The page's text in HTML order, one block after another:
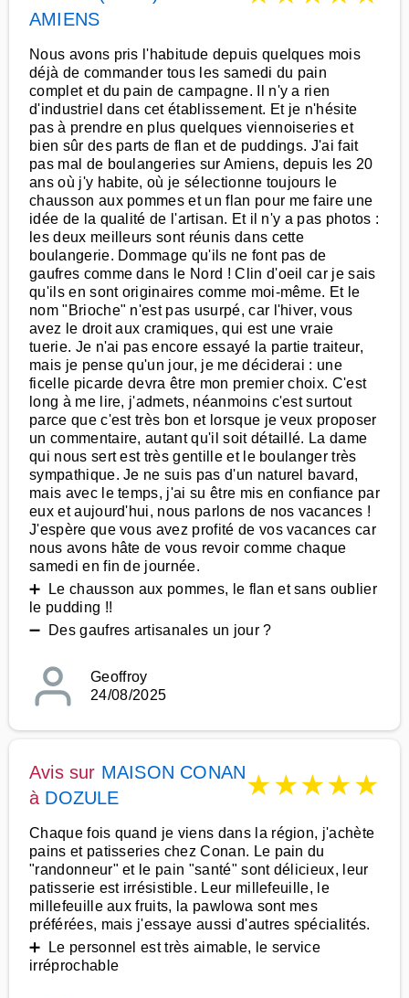
AMIENS
Nous avons pris l'habitude depuis quelques mois
déjà de commander tous les samedi du pain
complet et du pain de campagne. Il n'y a rien
d'industriel dans cet établissement. Et je n'hésite
pas à prendre en plus quelques viennoiseries et
bien sûr des parts de flan et de puddings. J'ai fait
pas mal de boulangeries sur Amiens, depuis les 20
ans où j'y habite, où je sélectionne toujours le
chausson aux pommes et un flan pour me faire une
idée de la qualité de l'artisan. Et il n'y a pas photos :
les deux meilleurs sont réunis dans cette
boulangerie. Dommage qu'ils ne font pas de
gaufres comme dans le Nord ! Clin d'oeil car je sais
qu'ils en sont originaires comme moi-même. Et le
nom "Brioche" n'est pas usurpé, car l'hiver, vous
avez le droit aux cramiques, qui est une vraie
tuerie. Je n'ai pas encore essayé la partie traiteur,
mais je pense qu'un jour, je me déciderai : une
ficelle picarde devra être mon premier choix. C'est
long à me lire, j'admets, néanmoins c'est surtout
parce que c'est très bon et lorsque je veux proposer
un commentaire, autant qu'il soit détaillé. La dame
qui nous sert est très gentille et le boulanger très
sympathique. Je ne suis pas d'un naturel bavard,
mais avec le temps, j'ai su être mis en confiance par
eux et aujourd'hui, nous parlons de nos vacances !
J'espère que vous avez profité de vos vacances car
nous avons hâte de vous revoir comme chaque
samedi en fin de journée.
➕ Le chausson aux pommes, le flan et sans oublier
le pudding !!
➖ Des gaufres artisanales un jour ?
Geoffroy
24/08/2025
Avis sur MAISON CONAN
à DOZULE ★★★★★
Chaque fois quand je viens dans la région, j'achète
pains et patisseries chez Conan. Le pain du
"randonneur" et le pain "santé" sont délicieux, leur
patisserie est irrésistible. Leur millefeuille, le
millefeuille aux fruits, la pawlowa sont mes
préférées, mais j'essaye aussi d'autres spécialités.
➕ Le personnel est très aimable, le service
irréprochable